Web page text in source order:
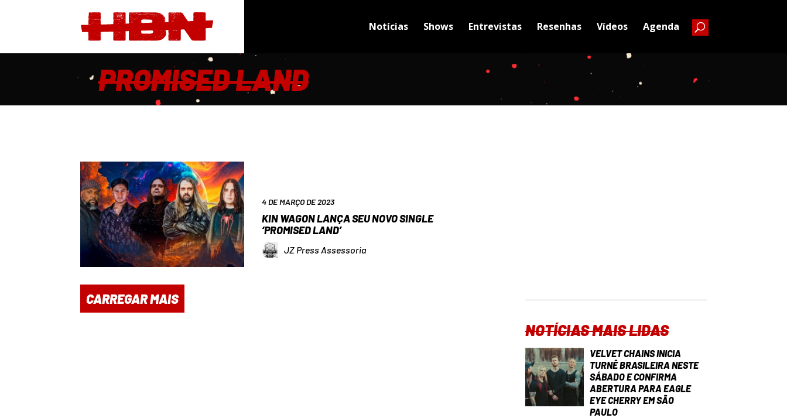
Notícias Shows Entrevistas Resenhas Vídeos Agenda
PROMISED LAND
4 DE MARÇO DE 2023
KIN WAGON LANÇA SEU NOVO SINGLE
‘PROMISED LAND’
JZ Press Assessoria
CARREGAR MAIS
NOTÍCIAS MAIS LIDAS
VELVET CHAINS INICIA
TURNÊ BRASILEIRA NESTE
SÁBADO E CONFIRMA
ABERTURA PARA EAGLE
EYE CHERRY EM SÃO
PAULO